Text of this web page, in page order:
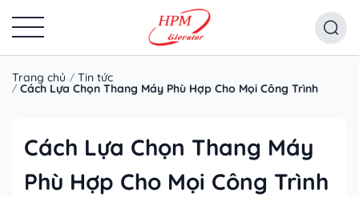
Trang chủ Tin tức
Cách Lựa Chọn Thang Máy Phù Hợp Cho Mọi Công Trình
Cách Lựa Chọn Thang Máy
Phù Hợp Cho Mọi Công Trình